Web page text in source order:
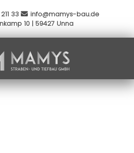
33
info@mamys-bau.de
10 | 59427 Unna